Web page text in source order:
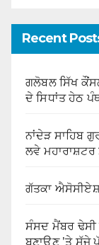
Recent
ਗਲੋਬਲ ਸਿੱਖ ਕੌਂਸਲ
ਦੇ ਸਿਧਾਂਤ ਹੇਠ
ਨਾਂਦੇੜ ਸਾਹਿਬ
ਲਵੇ
ਗੱਤਕਾ
ਸੰਸਦ ਮੈਂਬਰ ਢੇਸੀ
ਬਣਾਉਣ ’ਤੇ ਸੱਜੇ